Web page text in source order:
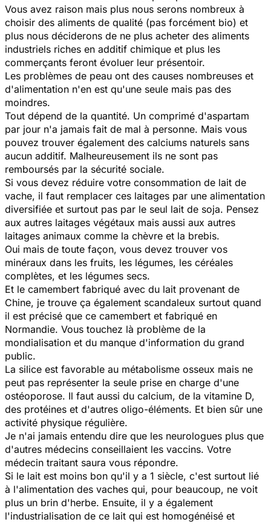
Vous avez raison mais plus nous serons nombreux à
choisir des aliments de qualité (pas forcément bio) et
plus nous déciderons de ne plus acheter des aliments
industriels riches en additif chimique et plus les
commerçants feront évoluer leur présentoir.
Les problèmes de peau ont des causes nombreuses et
d'alimentation n'en est qu'une seule mais pas des
moindres.
Tout dépend de la quantité. Un comprimé d'aspartam
par jour n'a jamais fait de mal à personne. Mais vous
pouvez trouver également des calciums naturels sans
aucun additif. Malheureusement ils ne sont pas
remboursés par la sécurité sociale.
Si vous devez réduire votre consommation de lait de
vache, il faut remplacer ces laitages par une alimentation
diversifiée et surtout pas par le seul lait de soja. Pensez
aux autres laitages végétaux mais aussi aux autres
laitages animaux comme la chèvre et la brebis.
Oui mais de toute façon, vous devez trouver vos
minéraux dans les fruits, les légumes, les céréales
complètes, et les légumes secs.
Et le camembert fabriqué avec du lait provenant de
Chine, je trouve ça également scandaleux surtout quand
il est précisé que ce camembert et fabriqué en
Normandie. Vous touchez là problème de la
mondialisation et du manque d'information du grand
public.
La silice est favorable au métabolisme osseux mais ne
peut pas représenter la seule prise en charge d'une
ostéoporose. Il faut aussi du calcium, de la vitamine D,
des protéines et d'autres oligo-éléments. Et bien sûr une
activité physique régulière.
Je n'ai jamais entendu dire que les neurologues plus que
d'autres médecins conseillaient les vaccins. Votre
médecin traitant saura vous répondre.
Si le lait est moins bon qu'il y a 1 siècle, c'est surtout lié
à l'alimentation des vaches qui, pour beaucoup, ne voit
plus un brin d'herbe. Ensuite, il y a également
l'industrialisation de ce lait qui est homogénéisé et